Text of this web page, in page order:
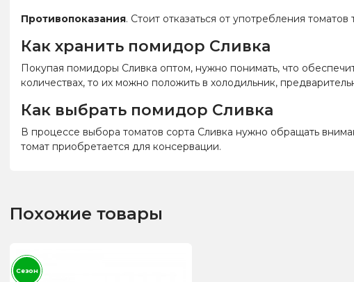
Противопоказания. Стоит отказаться от употребления
Как хранить помидор Сливка
Покупая помидоры Сливка оптом, нужно понимать, что
количествах, то их можно положить в холодильник,
Как выбрать помидор Сливка
В процессе выбора томатов сорта Сливка нужно обращать
томат приобретается для консервации.
Похожие товары
Сезон